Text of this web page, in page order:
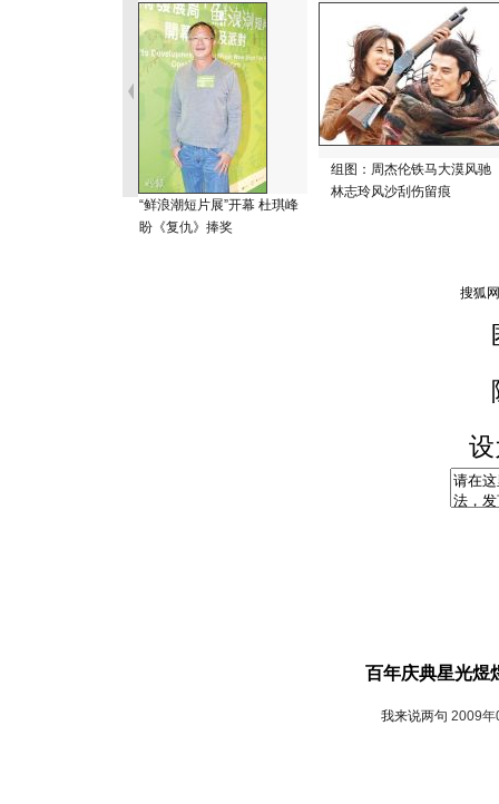
“鲜浪潮短片展”开幕 杜琪峰
盼《复仇》捧奖
组图：周杰伦铁马大漠风驰
林志玲风沙刮伤留痕
百年庆典星光煜
我来说两句 2009年